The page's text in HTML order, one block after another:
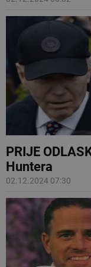
PRIJE
Huntera
02.12.2024 07:30